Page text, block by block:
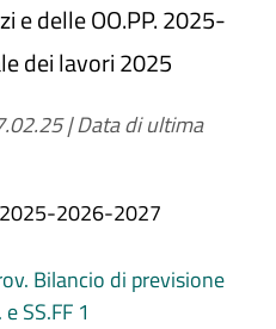
e delle OO.PP. 2025-
dei lavori 2025
|Data di ultima
2025-2026-2027
Bilancio di previsione
SS.FF 1